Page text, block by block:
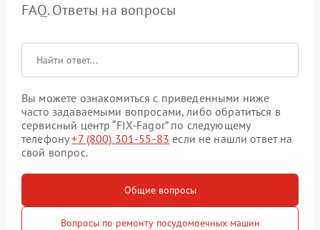
FAQ. Ответы на вопросы
Вы можете ознакомиться с приведенными ниже
часто задаваемыми вопросами, либо обратиться в
сервисный центр “FIX-Fagor” по следующему
телефону+7 (800) 301-55-83 если не нашли ответ на
свой вопрос.
Общие вопросы
Вопросы по ремонту посудомоечных машин